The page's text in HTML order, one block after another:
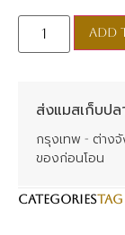
Add
ส่งแมสเก็บป
กรุงเทพ - ต่าง
ของก่อนโอน
CATEGORIES